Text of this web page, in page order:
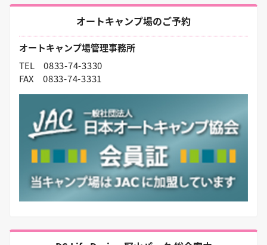
オートキャンプ場のご予約
オートキャンプ場管理事務所
TEL 0833-74-3330
FAX 0833-74-3331